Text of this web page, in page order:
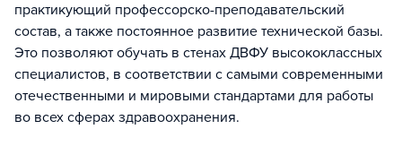
практикующий профессорско-преподавательский
состав, а также постоянное развитие технической базы.
Это позволяют обучать в стенах ДВФУ высококлассных
специалистов, в соответствии с самыми современными
отечественными и мировыми стандартами для работы
во всех сферах здравоохранения.